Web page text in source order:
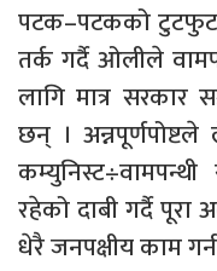
पटक–पटकको
तर्क गर्दै ओलीले
लागि मात्र सरकार
छन् ।
रहेको दाबी गर्दै
धेरै जनपक्षीय काम